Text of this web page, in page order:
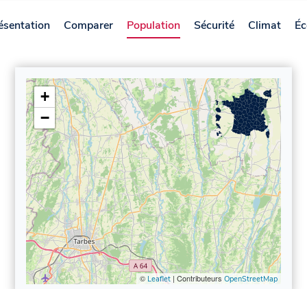
Comparer Population Sécurité Climat
+
−
© Leaflet| Contributeurs OpenStreetMap